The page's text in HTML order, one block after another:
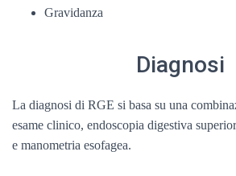
Gravidanza
Diagnosi
La diagnosi di RGE si basa su una
esame clinico, endoscopia digestiva
e manometria esofagea.